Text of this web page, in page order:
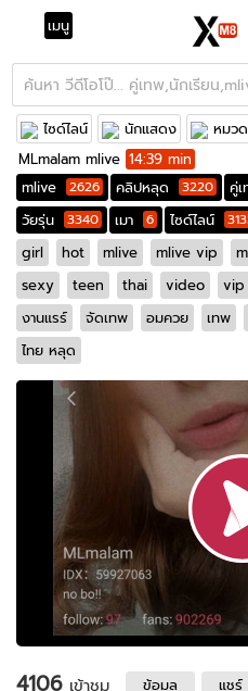
เมนู
ไซด์ไลน์ นักแสดง หมว
MLmalam mlive 14:39 min
mlive
2626 คลิปหลุด 3220 คู่
วัยรุ่น 3340 เมา 6 ไซด์ไลน์
girl
hot mlive mlive vip
sexy
teen thai video vip
งานแรร์
จัดเทพ อมควย เทพ
ไทย หลุด
4106 เข้าชม ข้อมูล แชร์